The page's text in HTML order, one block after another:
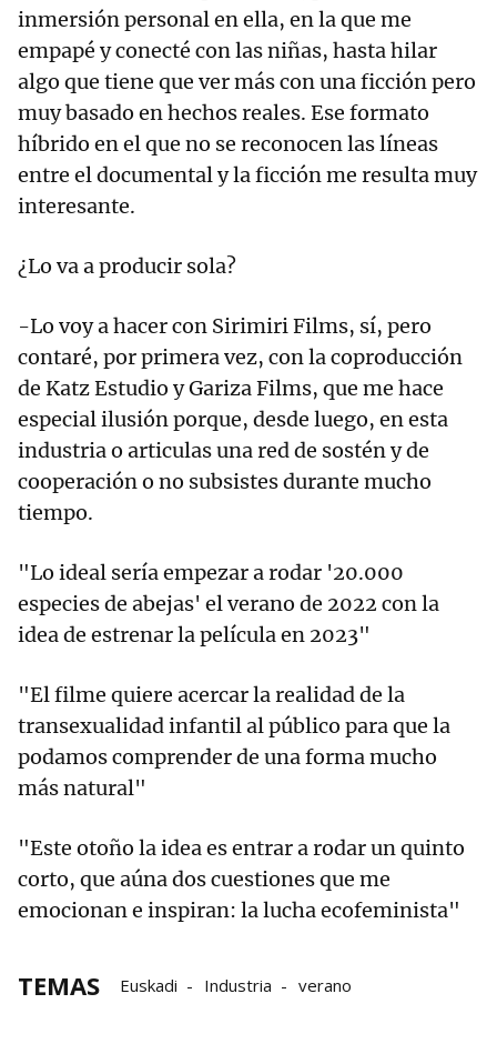
inmersión personal en ella, en la que me
empapé y conecté con las niñas, hasta hilar
algo que tiene que ver más con una ficción pero
muy basado en hechos reales. Ese formato
híbrido en el que no se reconocen las líneas
entre el documental y la ficción me resulta muy
interesante.
¿Lo va a producir sola?
-Lo voy a hacer con Sirimiri Films, sí, pero
contaré, por primera vez, con la coproducción
de Katz Estudio y Gariza Films, que me hace
especial ilusión porque, desde luego, en esta
industria o articulas una red de sostén y de
cooperación o no subsistes durante mucho
tiempo.
"Lo ideal sería empezar a rodar '20.000
especies de abejas' el verano de 2022 con la
idea de estrenar la película en 2023"
"El filme quiere acercar la realidad de la
transexualidad infantil al público para que la
podamos comprender de una forma mucho
más natural"
"Este otoño la idea es entrar a rodar un quinto
corto, que aúna dos cuestiones que me
emocionan e inspiran: la lucha ecofeminista"
TEMAS Euskadi Industria verano